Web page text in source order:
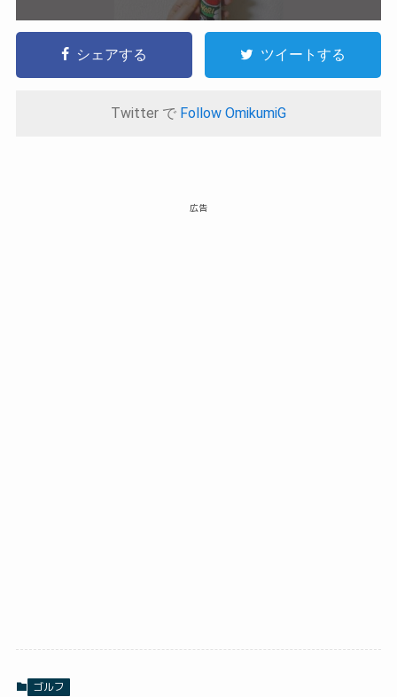
シェアする ツイートする
Twitter で Follow OmikumiG
広告
ゴルフ